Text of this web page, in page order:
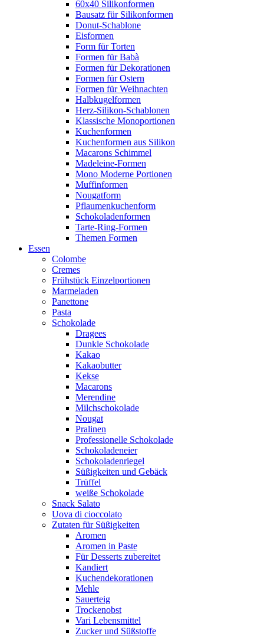
60x40 Silikonformen
Bausatz für Silikonformen
Donut-Schablone
Eisformen
Form für Torten
Formen für Babà
Formen für Dekorationen
Formen für Ostern
Formen für Weihnachten
Halbkugelformen
Herz-Silikon-Schablonen
Klassische Monoportionen
Kuchenformen
Kuchenformen aus Silikon
Macarons Schimmel
Madeleine-Formen
Mono Moderne Portionen
Muffinformen
Nougatform
Pflaumenkuchenform
Schokoladenformen
Tarte-Ring-Formen
Themen Formen
Essen
Colombe
Cremes
Frühstück Einzelportionen
Marmeladen
Panettone
Pasta
Schokolade
Dragees
Dunkle Schokolade
Kakao
Kakaobutter
Kekse
Macarons
Merendine
Milchschokolade
Nougat
Pralinen
Professionelle Schokolade
Schokoladeneier
Schokoladenriegel
Süßigkeiten und Gebäck
Trüffel
weiße Schokolade
Snack Salato
Uova di cioccolato
Zutaten für Süßigkeiten
Aromen
Aromen in Paste
Für Desserts zubereitet
Kandiert
Kuchendekorationen
Mehle
Sauerteig
Trockenobst
Vari Lebensmittel
Zucker und Süßstoffe